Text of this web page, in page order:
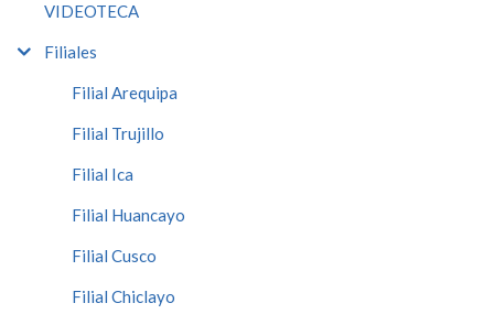
VIDEOTECA
Filiales
Filial Arequipa
Filial Trujillo
Filial Ica
Filial Huancayo
Filial Cusco
Filial Chiclayo